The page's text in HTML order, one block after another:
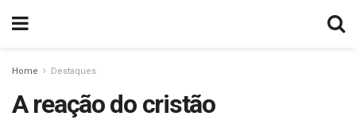
Home Destaques
A reação do cristão